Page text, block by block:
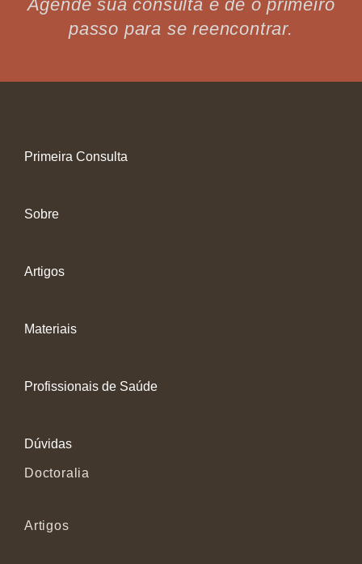
Agende sua consulta e dê o primeiro
passo para se reencontrar.
Primeira Consulta
Sobre
Artigos
Materiais
Profissionais de Saúde
Dúvidas
Doctoralia
Artigos